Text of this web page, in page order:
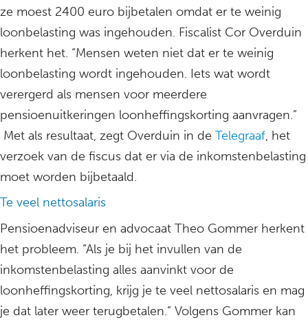
ze moest 2400 euro bijbetalen omdat er te weinig
loonbelasting was ingehouden. Fiscalist Cor Overduin
herkent het. “Mensen weten niet dat er te weinig
loonbelasting wordt ingehouden. Iets wat wordt
verergerd als mensen voor meerdere
pensioenuitkeringen loonheffingskorting aanvragen.”
Met als resultaat, zegt Overduin in de Telegraaf, het
verzoek van de fiscus dat er via de inkomstenbelasting
moet worden bijbetaald.
Te veel nettosalaris
Pensioenadviseur en advocaat Theo Gommer herkent
het probleem. “Als je bij het invullen van de
inkomstenbelasting alles aanvinkt voor de
loonheffingskorting, krijg je te veel nettosalaris en mag
je dat later weer terugbetalen.” Volgens Gommer kan